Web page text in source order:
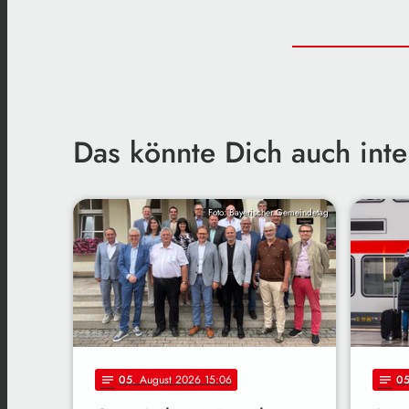
Das könnte Dich auch
Foto: Bayerischer Gemeindetag
notes 05. August 2026 15:06 notes 05